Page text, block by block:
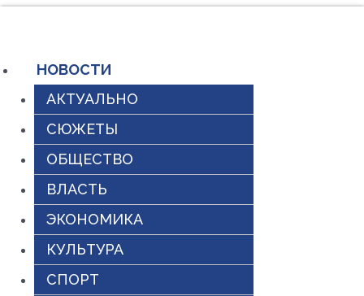
содержимому
НОВОСТИ
АКТУАЛЬНО
СЮЖЕТЫ
ОБЩЕСТВО
ВЛАСТЬ
ЭКОНОМИКА
КУЛЬТУРА
СПОРТ